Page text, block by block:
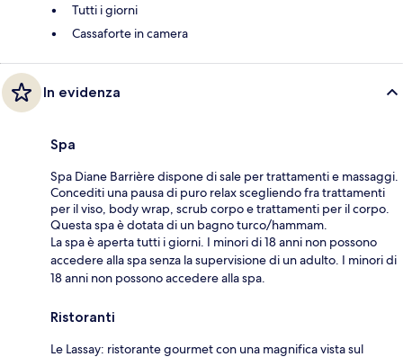
Tutti i giorni
Cassaforte in camera
In evidenza
Spa
Spa Diane Barrière dispone di sale per trattamenti e massaggi.
Concediti una pausa di puro relax scegliendo fra trattamenti
per il viso, body wrap, scrub corpo e trattamenti per il corpo.
Questa spa è dotata di un bagno turco/hammam.
La spa è aperta tutti i giorni. I minori di 18 anni non possono
accedere alla spa senza la supervisione di un adulto. I minori di
18 anni non possono accedere alla spa.
Ristoranti
Le Lassay: ristorante gourmet con una magnifica vista sul